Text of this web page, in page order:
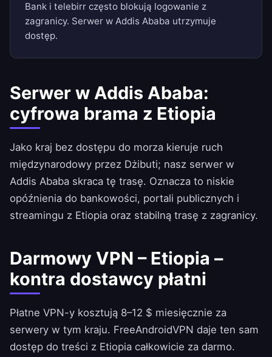
Bank i telebirr często blokują logowanie z
zagranicy. Serwer w Addis Ababa utrzymuje
dostęp.
Serwer w Addis Ababa:
cyfrowa brama z Etiopia
Jako kraj bez dostępu do morza kieruje ruch
międzynarodowy przez Dżibuti; nasz serwer w
Addis Ababa skraca tę trasę. Oznacza to niskie
opóźnienia do bankowości, portali publicznych i
streamingu z Etiopia oraz stabilną trasę z zagranicy.
Darmowy VPN – Etiopia –
kontra dostawcy płatni
Płatne VPN-y kosztują 8–12 $ miesięcznie za
serwery w tym kraju. FreeAndroidVPN daje ten sam
dostęp do treści z Etiopia całkowicie za darmo.